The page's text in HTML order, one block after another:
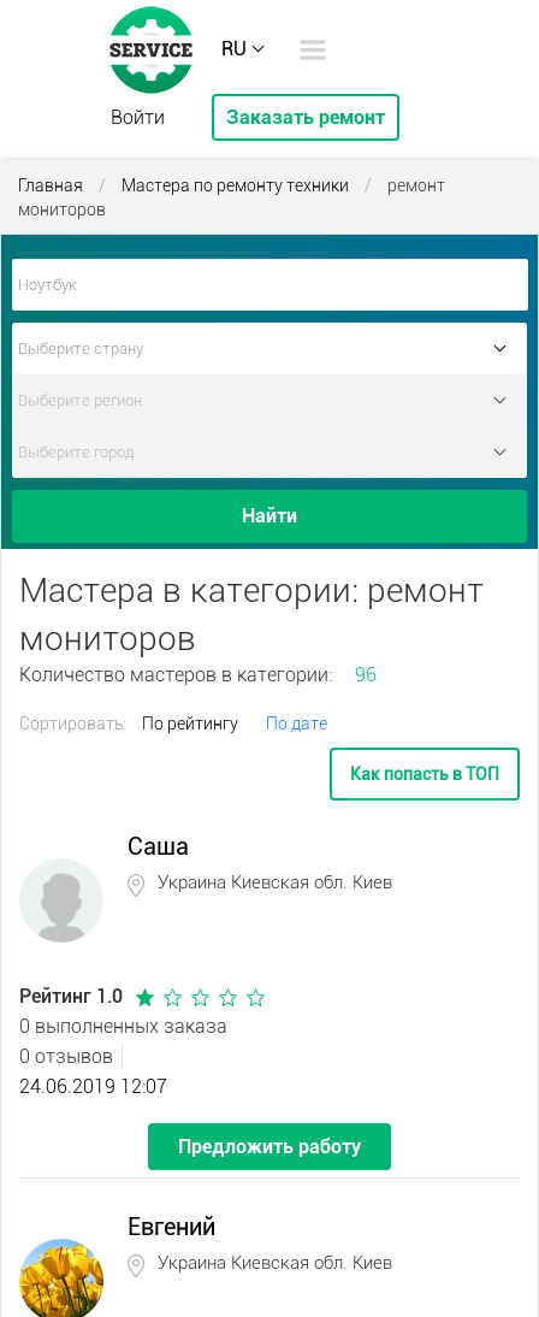
RU
Войти Заказать ремонт
Главная / Мастера по ремонту техники /
ремонт
мониторов
Найти
Мастера в категории: ремонт
мониторов
Количество мастеров в категории: 96
Сортировать: По рейтингу По дате
Как попасть в ТОП
Саша
Украина Киевская обл. Киев
Рейтинг 1.0
0 выполненных заказа
0 отзывов
24.06.2019 12:07
Предложить работу
Евгений
Украина Киевская обл. Киев